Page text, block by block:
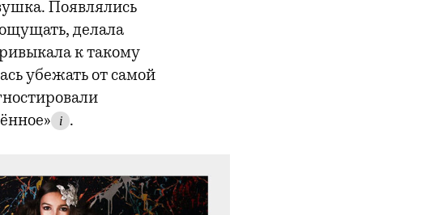
Появлялись
делала
к такому
убежать от самой
i .